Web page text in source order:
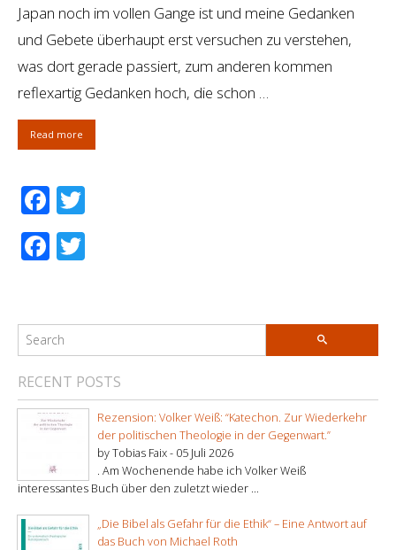
Japan noch im vollen Gange ist und meine Gedanken
und Gebete überhaupt erst versuchen zu verstehen,
was dort gerade passiert, zum anderen kommen
reflexartig Gedanken hoch, die schon …
Read more
Facebook
Facebook
RECENT POSTS
Rezension: Volker Weiß: “Katechon. Zur Wiederkehr
der politischen Theologie in der Gegenwart.”
by Tobias Faix - 05 Juli 2026
. Am Wochenende habe ich Volker Weiß
interessantes Buch über den zuletzt wieder ...
„Die Bibel als Gefahr für die Ethik“ – Eine Antwort auf
das Buch von Michael Roth